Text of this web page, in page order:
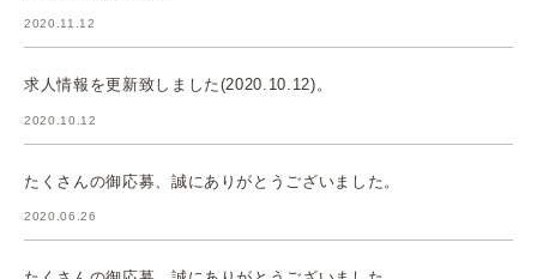
2020.11.12
求人情報を更新致しました(2020.10.12)。
2020.10.12
たくさんの御応募、誠にありがとうございました。
2020.06.26